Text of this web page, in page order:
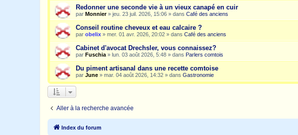
Redonner une seconde vie à un vieux canapé en cuir
par Monnier» jeu. 23 juil. 2026, 15:06 » dans Café des anciens
Conseil routine cheveux et eau calcaire ?
par obelix » mer. 01 avr. 2026, 20:02 » dans Café des anciens
Cabinet d'avocat Drechsler, vous connaissez?
par Fuschia » lun. 03 août 2026, 5:48 » dans Parlers comtois
Du piment artisanal dans une recette comtoise
par June » mar. 04 août 2026, 14:32 » dans Gastronomie
Aller à la recherche avancée
Index du forum